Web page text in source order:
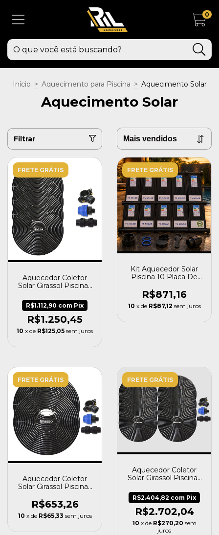
0
Início > Aquecimento para Piscina > Aquecimento Solar
Aquecimento Solar
Filtrar
FRETE GRÁTIS
Aquecedor Coletor
Solar Girassol Piscinas
R$1.250,45
R$1.112,90 com Pix
10 x de R$125,05 sem juros
FRETE GRÁTIS
Kit Aquecedor Solar
Piscina 10 Placa De
R$871,16
10 x de R$87,12 sem juros
FRETE GRÁTIS
Aquecedor Coletor
Solar Girassol Piscinas
R$653,26
10 x de R$65,33 sem juros
FRETE GRÁTIS
Aquecedor Coletor
Solar Girassol Piscinas
R$2.702,04
R$2.404,82 com Pix
10 x de R$270,20 sem
juros